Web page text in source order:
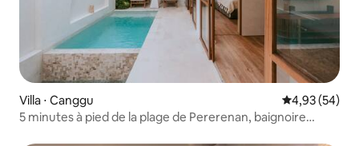
Villa ⋅ Canggu Évaluation
4,93 (54)
5 minutes à pied de la plage de Pererenan, baignoire